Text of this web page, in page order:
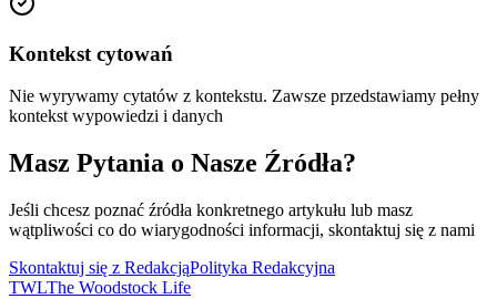
Kontekst cytowań
Nie wyrywamy cytatów z kontekstu. Zawsze przedstawiamy pełny
kontekst wypowiedzi i danych
Masz Pytania o Nasze Źródła?
Jeśli chcesz poznać źródła konkretnego artykułu lub masz
wątpliwości co do wiarygodności informacji, skontaktuj się z nami
Skontaktuj się z RedakcjąPolityka Redakcyjna
TWLThe Woodstock Life